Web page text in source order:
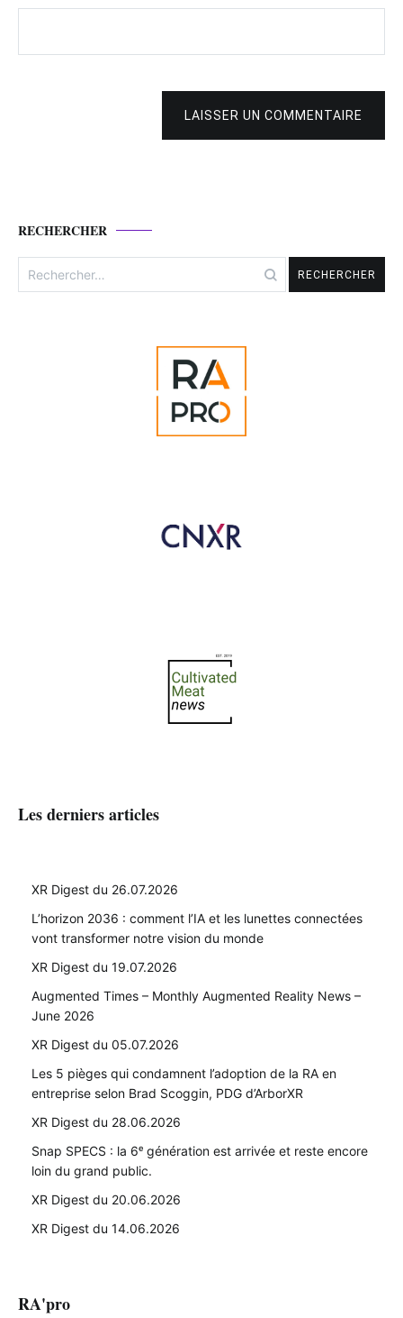
LAISSER UN COMMENTAIRE
RECHERCHER
Les derniers articles
XR Digest du 26.07.2026
L’horizon 2036 : comment l’IA et les lunettes connectées
vont transformer notre vision du monde
XR Digest du 19.07.2026
Augmented Times – Monthly Augmented Reality News –
June 2026
XR Digest du 05.07.2026
Les 5 pièges qui condamnent l’adoption de la RA en
entreprise selon Brad Scoggin, PDG d’ArborXR
XR Digest du 28.06.2026
Snap SPECS : la 6ᵉ génération est arrivée et reste encore
loin du grand public.
XR Digest du 20.06.2026
XR Digest du 14.06.2026
RA'pro